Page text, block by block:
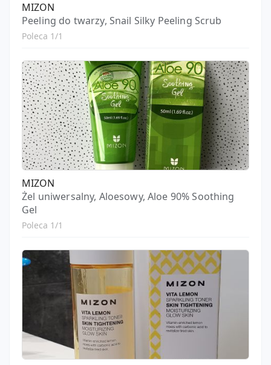
MIZON
Peeling do twarzy, Snail Silky Peeling Scrub
Poleca 1/1
MIZON
Żel uniwersalny, Aloesowy, Aloe 90% Soothing
Gel
Poleca 1/1